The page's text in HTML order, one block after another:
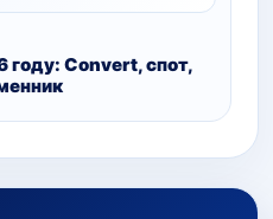
Convert, спот,